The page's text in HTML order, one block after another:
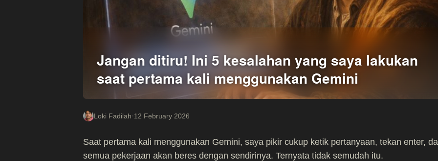
Jangan ditiru! Ini 5 kesalahan yang saya lakukan
saat pertama kali menggunakan Gemini
Loki Fadilah·12 February 2026
Saat pertama kali menggunakan Gemini, saya pikir cukup ketik pertanyaan, tekan enter,
semua pekerjaan akan beres dengan sendirinya. Ternyata tidak semudah itu.